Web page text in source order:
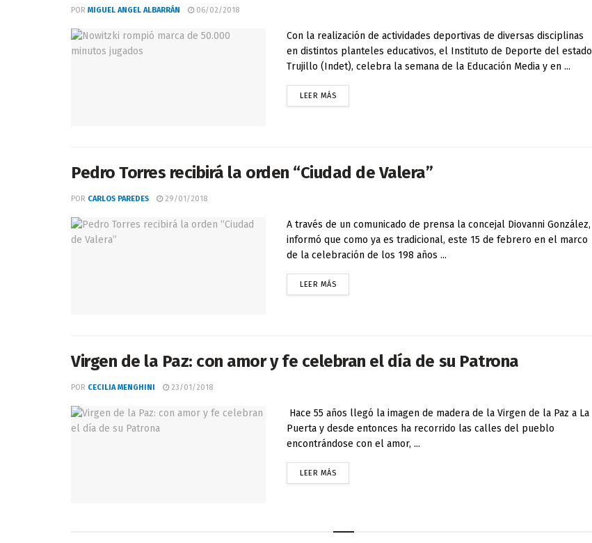
POR MIGUEL ANGEL ALBARRÁN 06/02/2018
Con la realización de actividades deportivas de diversas disciplinas
en distintos planteles educativos, el Instituto de Deporte del estado
Trujillo (Indet), celebra la semana de la Educación Media y en ...
LEER MÁS
Pedro Torres recibirá la orden “Ciudad de Valera”
POR CARLOS PAREDES 29/01/2018
A través de un comunicado de prensa la concejal Diovanni González,
informó que como ya es tradicional, este 15 de febrero en el marco
de la celebración de los 198 años ...
LEER MÁS
Virgen de la Paz: con amor y fe celebran el día de su Patrona
POR CECILIA MENGHINI 23/01/2018
Hace 55 años llegó la imagen de madera de la Virgen de la Paz a La
Puerta y desde entonces ha recorrido las calles del pueblo
encontrándose con el amor, ...
LEER MÁS